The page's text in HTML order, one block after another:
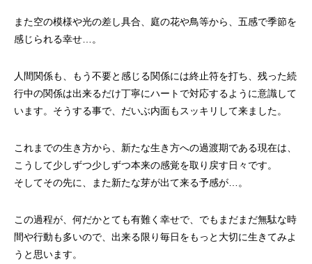
また空の模様や光の差し具合、庭の花や鳥等から、五感で季節を
感じられる幸せ…。
人間関係も、もう不要と感じる関係には終止符を打ち、残った続
行中の関係は出来るだけ丁寧にハートで対応するように意識して
います。そうする事で、だいぶ内面もスッキリして来ました。
これまでの生き方から、新たな生き方への過渡期である現在は、
こうして少しずつ少しずつ本来の感覚を取り戻す日々です。
そしてその先に、また新たな芽が出て来る予感が…。
この過程が、何だかとても有難く幸せで、でもまだまだ無駄な時
間や行動も多いので、出来る限り毎日をもっと大切に生きてみよ
うと思います。